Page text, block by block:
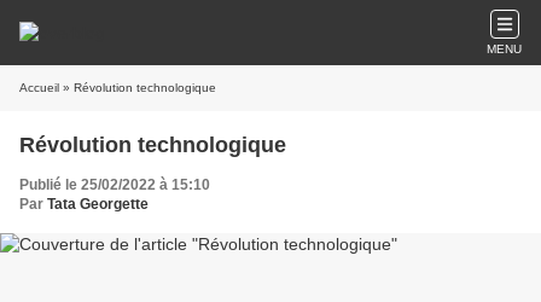
MENU
Accueil » Révolution technologique
Révolution technologique
Publié le 25/02/2022 à 15:10
Par Tata Georgette